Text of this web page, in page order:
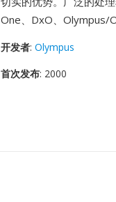
One、DxO、Olympus/
开发者: Olympus
首次发布: 2000